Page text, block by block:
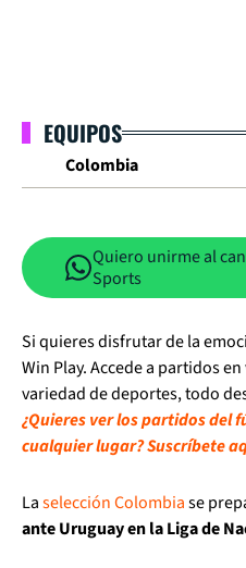
EQUIPOS
Colombia
Quiero unirme al
Sports
Si quieres disfrutar de la
Win Play. Accede a partidos
variedad de deportes, todo
¿Quieres ver los partidos del
cualquier lugar? Suscríbete
Laselección Colombiase
ante Uruguay en la Liga de